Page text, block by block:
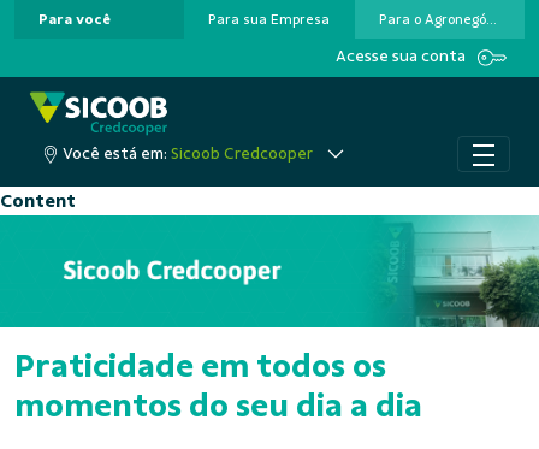
Pular para o Conteúdo principal
Para você Para sua Empresa Para o Agronegócio
Acesse sua conta
Você está em: Sicoob Credcooper
Content
Praticidade em todos os
momentos do seu dia a dia